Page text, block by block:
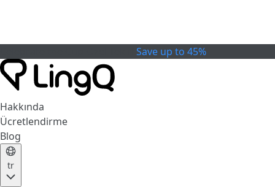
Save up to 45%
Hakkında
Ücretlendirme
Blog
tr